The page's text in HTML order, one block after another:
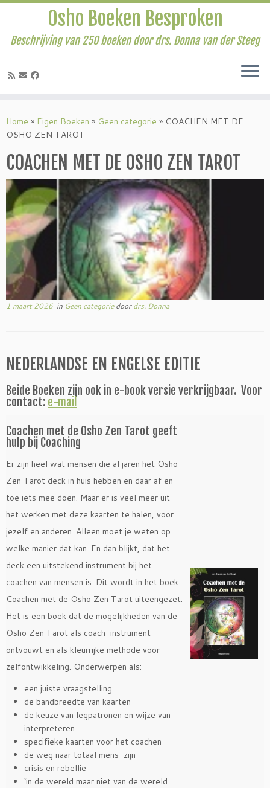
naar
inhoud
Osho Boeken Besproken
Beschrijving van 250 boeken door drs. Donna van der Steeg
Home » Eigen Boeken » Geen categorie » COACHEN MET DE
OSHO ZEN TAROT
COACHEN MET DE OSHO ZEN TAROT
1 maart 2026 in Geen categoriedoordrs. Donna
NEDERLANDSE EN ENGELSE EDITIE
Beide Boeken zijn ook in e-book versie verkrijgbaar. Voor
contact: e-mail
Coachen met de Osho Zen Tarot geeft
hulp bij Coaching
Er zijn heel wat mensen die al jaren het Osho
Zen Tarot deck in huis hebben en daar af en
toe iets mee doen. Maar er is veel meer uit
het werken met deze kaarten te halen, voor
jezelf en anderen. Alleen moet je weten op
welke manier dat kan. En dan blijkt, dat het
deck een uitstekend instrument bij het
coachen van mensen is. Dit wordt in het boek
Coachen met de Osho Zen Tarot uiteengezet.
Het is een boek dat de mogelijkheden van de
Osho Zen Tarot als coach-instrument
ontvouwt en als kleurrijke methode voor
zelfontwikkeling. Onderwerpen als:
een juiste vraagstelling
de bandbreedte van kaarten
de keuze van legpatronen en wijze van
interpreteren
specifieke kaarten voor het coachen
de weg naar totaal mens-zijn
crisis en rebellie
‘in de wereld maar niet van de wereld